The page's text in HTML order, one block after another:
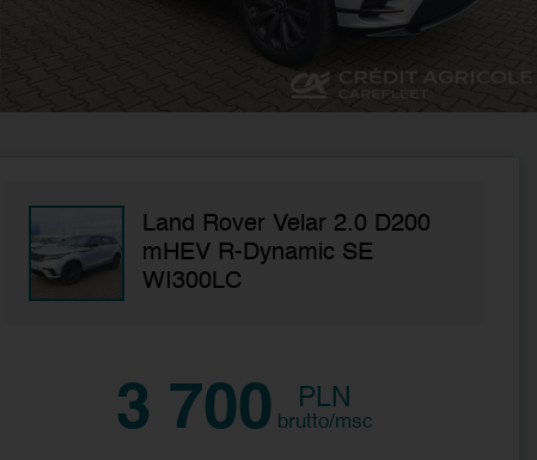
Land Rover Velar 2.0 D200
mHEV R-Dynamic SE
WI300LC
3 700 PLN
brutto/msc